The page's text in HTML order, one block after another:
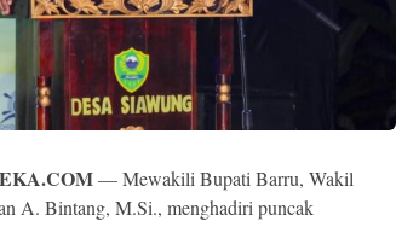
— Mewakili Bupati Barru, Wakil
A. Bintang, M.Si., menghadiri puncak